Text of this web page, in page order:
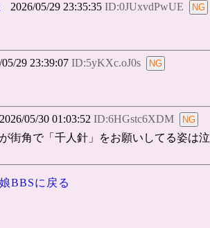
2026/05/29 23:35:35 ID:0JUxvdPwUE
29 23:39:07 ID:5yKXc.oJ0s
05/30 01:03:52 ID:6HGstc6XDM
街角で「千人針」をお願いしてる姿は泣
BBSに戻る